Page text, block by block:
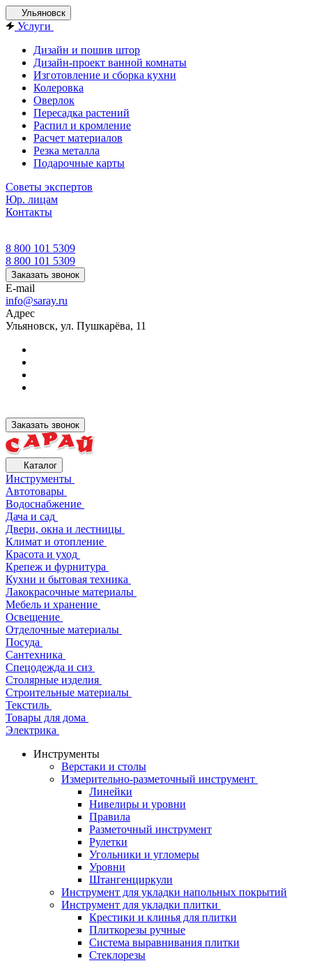
Ульяновск
Услуги
Дизайн и пошив штор
Дизайн-проект ванной комнаты
Изготовление и сборка кухни
Колеровка
Оверлок
Пересадка растений
Распил и кромление
Расчет материалов
Резка металла
Подарочные карты
Советы экспертов
Юр. лицам
Контакты
8 800 101 5309
8 800 101 5309
Заказать звонок
E-mail
info@saray.ru
Адрес
Ульяновск, ул. Пушкарёва, 11
Заказать звонок
Каталог
Инструменты
Автотовары
Водоснабжение
Дача и сад
Двери, окна и лестницы
Климат и отопление
Красота и уход
Крепеж и фурнитура
Кухни и бытовая техника
Лакокрасочные материалы
Мебель и хранение
Освещение
Отделочные материалы
Посуда
Сантехника
Спецодежда и сиз
Столярные изделия
Строительные материалы
Текстиль
Товары для дома
Электрика
Инструменты
Верстаки и столы
Измерительно-разметочный инструмент
Линейки
Нивелиры и уровни
Правила
Разметочный инструмент
Рулетки
Угольники и угломеры
Уровни
Штангенциркули
Инструмент для укладки напольных покрытий
Инструмент для укладки плитки
Крестики и клинья для плитки
Плиткорезы ручные
Система выравнивания плитки
Стеклорезы